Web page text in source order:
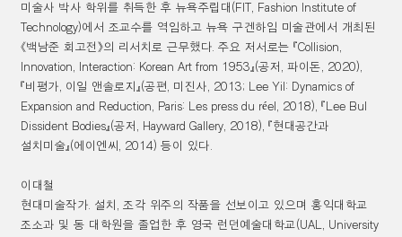
미술사 박사 학위를 취득한 후 뉴욕주립대 (FIT, Fashion Institute of
Technology)에서 조교수를 역임하고 뉴욕 구겐하임 미술관에서 개최된
《백남준 회고전 》의 리서치로 근무했다 .주요 저서로는『Collision,
Innovation, Interaction: Korean Art from 1953 』(공저 ,파이돈 , 2020),
『비평가 이일 앤솔로지 』(공편 미진사 , 2013; Lee Yil: Dynamics of
Expansion and Reduction, Paris: Les press du réel, 2018),『
Lee Bul
Dissident Bodies』(공저 , Hayward Gallery, 2018),『현대공간과
설치미술』(에이엔씨 , 2014)등이 있다
이대철
현대미술작가
설치
조각 위주의 작품을 선보이고 있으며 홍익대학교
조소과 및 동 대학원을 졸업한 후 영국 런던예술대학교(UAL, University